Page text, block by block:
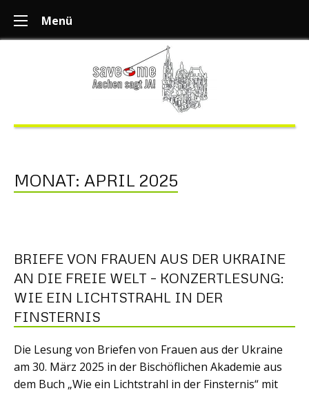
Menü
MONAT: APRIL 2025
BRIEFE VON FRAUEN AUS DER UKRAINE
AN DIE FREIE WELT – KONZERTLESUNG:
WIE EIN LICHTSTRAHL IN DER
FINSTERNIS
Die Lesung von Briefen von Frauen aus der Ukraine
am 30. März 2025 in der Bischöflichen Akademie aus
dem Buch „Wie ein Lichtstrahl in der Finsternis“ mit